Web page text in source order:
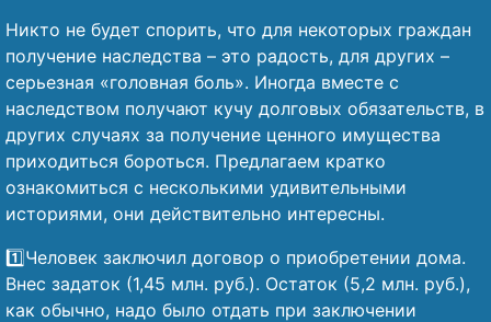
Никто не будет спорить, что для некоторых граждан
получение наследства – это радость, для других –
серьезная «головная боль». Иногда вместе с
наследством получают кучу долговых обязательств, в
других случаях за получение ценного имущества
приходиться бороться. Предлагаем кратко
ознакомиться с несколькими удивительными
историями, они действительно интересны.
1️⃣Человек заключил договор о приобретении дома.
Внес задаток (1,45 млн. руб.). Остаток (5,2 млн. руб.),
как обычно, надо было отдать при заключении